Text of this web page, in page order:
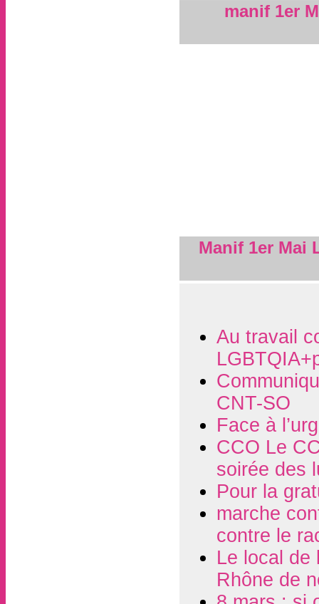
manif 1er
Manif 1er Mai
Au travail
CNT-SO
Face à
CCO Le
soirée des
Pour la
marche
contre le
Le local de
Rhône de